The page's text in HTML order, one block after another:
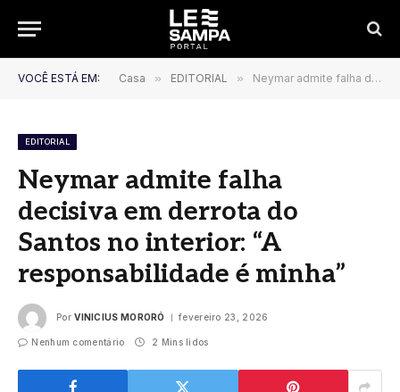
VOCÊ ESTÁ EM: Casa » EDITORIAL » Neymar admite falha decisiva em derrota do Santos no interior: “A responsabilidade é minha”
EDITORIAL
Neymar admite falha
decisiva em derrota do
Santos no interior: “A
responsabilidade é minha”
Por VINICIUS MORORÓ fevereiro 23, 2026
Nenhum comentário 2 Mins lidos